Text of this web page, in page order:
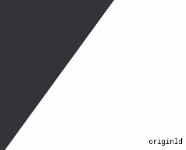
Номер заказа
originId